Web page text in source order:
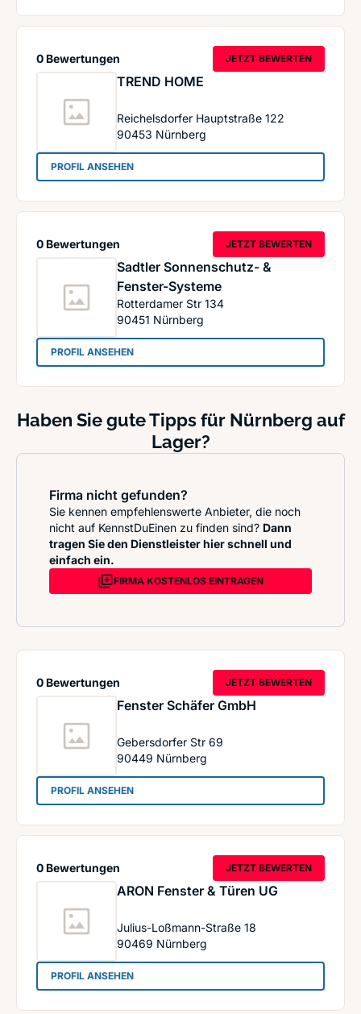
TREND HOME
Reichelsdorfer Hauptstraße 122
90453 Nürnberg
0 Bewertungen JETZT BEWERTEN
PROFIL ANSEHEN: TREND HOME
Sadtler Sonnenschutz- &
Fenster-Systeme
Rotterdamer Str 134
90451 Nürnberg
0 Bewertungen JETZT BEWERTEN
PROFIL ANSEHEN: Sadtler Sonnenschutz- & Fenster-Systeme
Haben Sie gute Tipps für Nürnberg auf
Lager?
Firma nicht gefunden?
Sie kennen empfehlenswerte Anbieter, die noch
nicht auf KennstDuEinen zu finden sind? Dann
tragen Sie den Dienstleister hier schnell und
einfach ein.
FIRMA KOSTENLOS EINTRAGEN
Fenster Schäfer GmbH
Gebersdorfer Str 69
90449 Nürnberg
0 Bewertungen JETZT BEWERTEN
PROFIL ANSEHEN: Fenster Schäfer GmbH
ARON Fenster & Türen UG
Julius-Loßmann-Straße 18
90469 Nürnberg
0 Bewertungen JETZT BEWERTEN
PROFIL ANSEHEN: ARON Fenster & Türen UG